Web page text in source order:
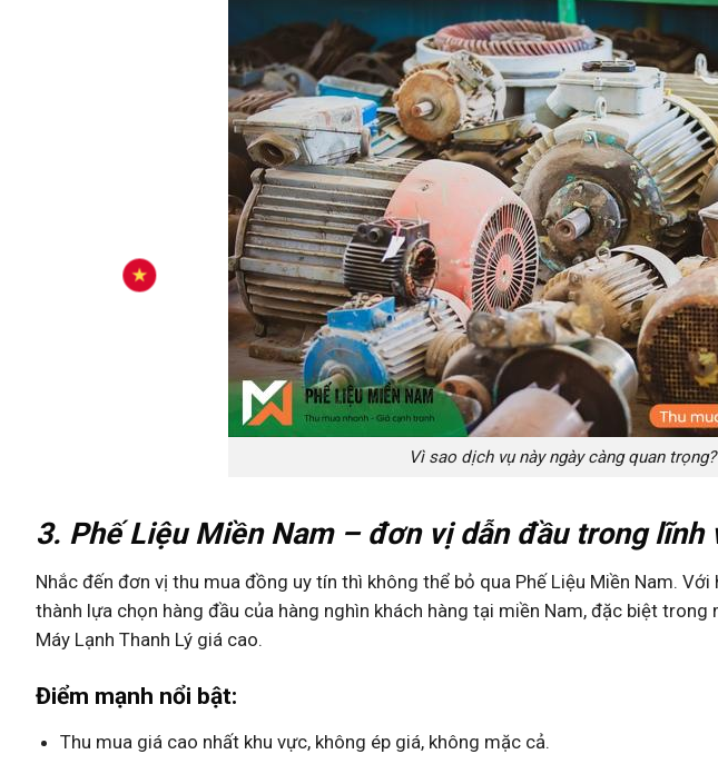
Vì sao dịch vụ này ngày càng quan trọng?
3. Phế Liệu Miền Nam – đơn vị dẫn đầu trong
Nhắc đến đơn vị thu mua đồng uy tín thì không thể bỏ qua Phế Liệu Miền Nam.
thành lựa chọn hàng đầu của hàng nghìn khách hàng tại miền Nam, đặc biệt
Máy Lạnh Thanh Lý giá cao.
Điểm mạnh nổi bật:
Thu mua giá cao nhất khu vực, không ép giá, không mặc cả.